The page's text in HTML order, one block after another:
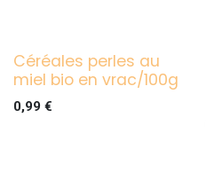
Céréales perles au
miel bio en vrac/100g
0,99 €